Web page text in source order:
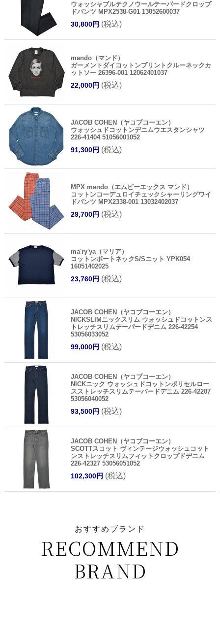
ウォッシャブルテクノウールテーパードクロップ
ドパンツ MPX2538-G01 13052600037
30,800円 (税込)
mando（マンド）
ガーメントダイコットンプリントクルーネックカ
ットソー 26396-001 12062401037
22,000円 (税込)
JACOB COHEN（ヤコブコーエン）
ウォッシュドコットンデニムウエスタンシャツ
226-41404 51056001052
91,300円 (税込)
MPX mando（エムピーエックス マンド）
コットンコーデュロイチェックシャーリングワイ
ドパンツ MPX2338-001 13032402037
29,700円 (税込)
ma'ry'ya（マリア）
コットンボートネックS/Sニット YPK054
16051402025
23,760円 (税込)
JACOB COHEN（ヤコブコーエン）
NICKSLIMニックスリム ウォッシュドコットンス
トレッチスリムテーパードデニム 226-42254
53056033052
99,000円 (税込)
JACOB COHEN（ヤコブコーエン）
NICKニック ウォッシュドコットンポリセルロー
スストレッチスリムテーパードデニム 226-42207
53056040052
93,500円 (税込)
JACOB COHEN（ヤコブコーエン）
SCOTTスコット ヴィンテージウォッシュコット
ンストレッチスリムフィットクロップドデニム
226-42327 53056051052
102,300円 (税込)
おすすめブランド
RECOMMEND
BRAND